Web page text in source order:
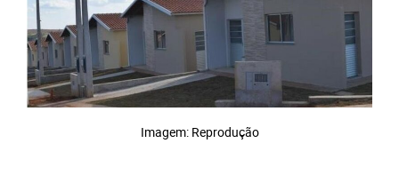
Imagem: Reprodução